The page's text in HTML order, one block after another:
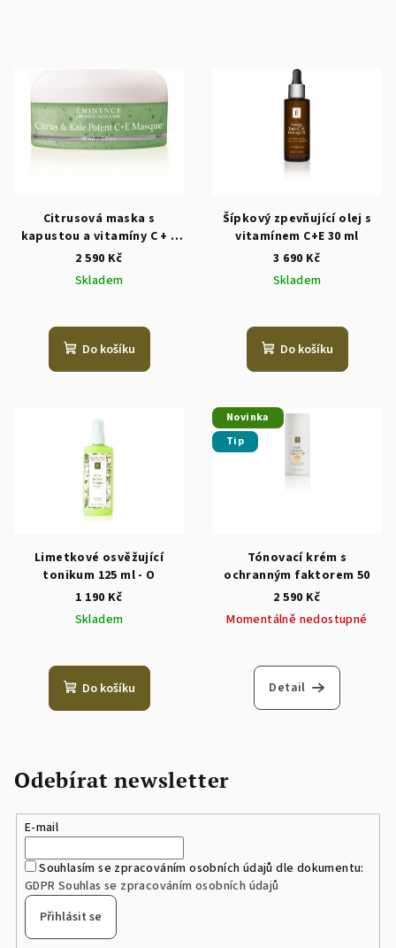
Citrusová maska s
kapustou a vitamíny C + E
60 ml - O
2 590 Kč
Skladem
Do košíku
Šípkový zpevňující olej s
vitamínem C+E 30 ml
3 690 Kč
Skladem
Do košíku
Limetkové osvěžující
tonikum 125 ml - O
1 190 Kč
Skladem
hodnocení
produktu
hvězdiček.
Do košíku
Novinka
Tip
Tónovací krém s
ochranným faktorem 50
2 590 Kč
Momentálně nedostupné
Detail
Odebírat newsletter
E-mail
Souhlasím se zpracováním osobních údajů dle dokumentu:
GDPR Souhlas se zpracováním osobních údajů
Přihlásit se